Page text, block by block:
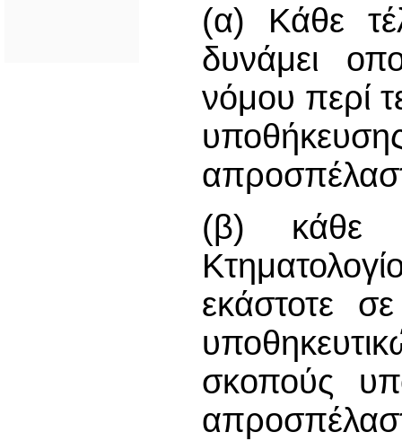
(α) Κάθε
δυνάμει
νόμου περί
(β) κάθε
εκάστοτε
σκοπούς